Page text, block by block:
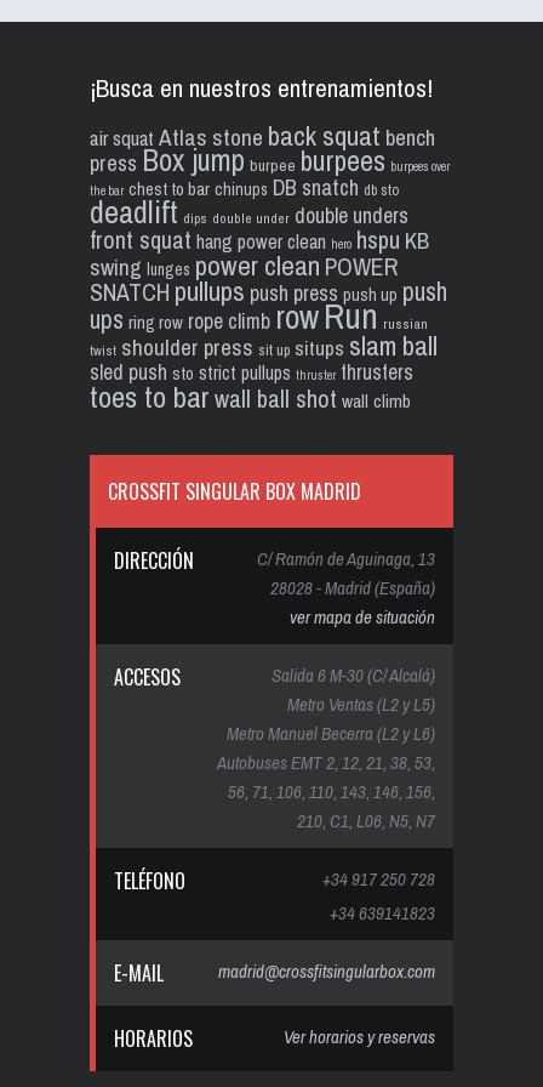
¡Busca en nuestros entrenamientos!
air squat Atlas stone back squat bench
press Box jump burpee burpees burpees over
the bar chest to bar chinups DB snatch db sto
deadlift dips double under double unders
front squat hang power clean hero hspu KB
swing lunges power clean POWER
SNATCH pullups push press push up push
ups ring row rope climb rowRun russian
twist shoulder press sit up situps slam ball
sled push sto strict pullups thruster thrusters
toes to barwall ball shot wall climb
CROSSFIT SINGULAR BOX MADRID
DIRECCIÓN
C/ Ramón de Aguinaga, 13
28028 - Madrid (España)
ver mapa de situación
ACCESOS
Salida 6 M-30 (C/ Alcalá)
Metro Ventas (L2 y L5)
Metro Manuel Becerra (L2 y L6)
Autobuses EMT 2, 12, 21, 38, 53,
56, 71, 106, 110, 143, 146, 156,
210, C1, L06, N5, N7
TELÉFONO
+34 917 250 728
+34 639141823
E-MAIL madrid@crossfitsingularbox.com
HORARIOS Ver horarios y reservas